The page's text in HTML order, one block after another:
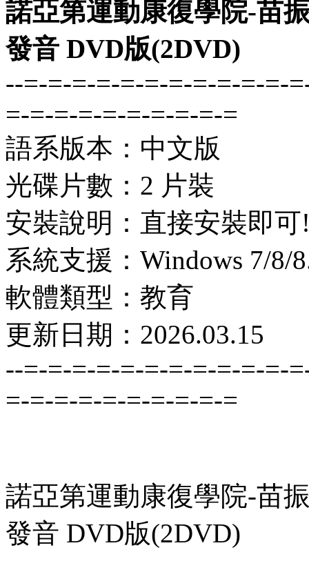
諾亞第運動康復學院-苗
發音 DVD版(2DVD)
--=-=-=-=-=-=-=-=-=-=-=-
=-=-=-=-=-=-=-=-=-=
語系版本：中文版
光碟片數：2 片裝
安裝說明：直接安裝即可
系統支援：Windows 7/8/
軟體類型：教育
更新日期：2026.03.15
--=-=-=-=-=-=-=-=-=-=-=-
=-=-=-=-=-=-=-=-=-=
諾亞第運動康復學院-苗
發音 DVD版(2DVD)